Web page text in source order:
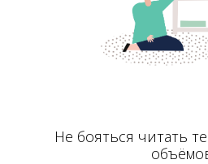
Не бояться читать